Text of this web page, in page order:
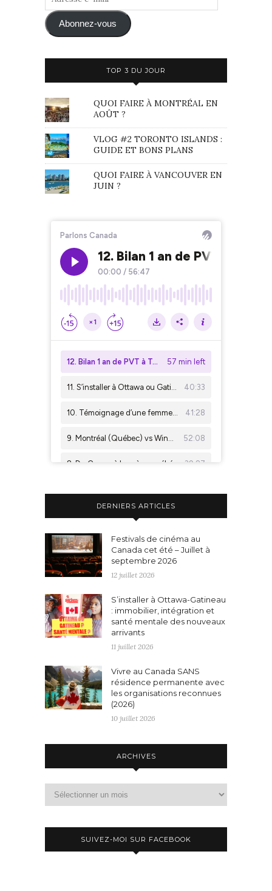
mail Abonnez-vous
TOP 3 DU JOUR
QUOI FAIRE À MONTRÉAL EN
AOÛT ?
VLOG #2 TORONTO ISLANDS :
GUIDE ET BONS PLANS
QUOI FAIRE À VANCOUVER EN
JUIN ?
DERNIERS ARTICLES
Festivals de cinéma au
Canada cet été – Juillet à
septembre 2026
12 juillet 2026
S’installer à Ottawa-Gatineau
: immobilier, intégration et
santé mentale des nouveaux
arrivants
11 juillet 2026
Vivre au Canada SANS
résidence permanente avec
les organisations reconnues
(2026)
10 juillet 2026
ARCHIVES
SUIVEZ-MOI SUR FACEBOOK